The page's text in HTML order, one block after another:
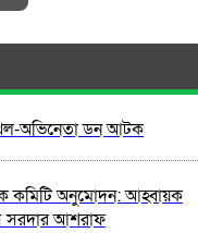
খল-অভিনেতা ডন আটক
কমিটি অনুমোদন: আহ্বায়ক
সরদার আশরাফ